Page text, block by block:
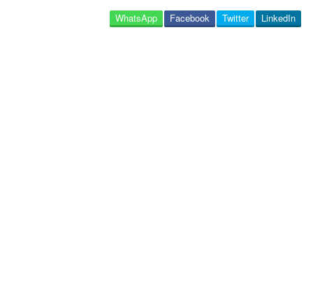
LinkedIn
Twitter
Facebook
WhatsApp